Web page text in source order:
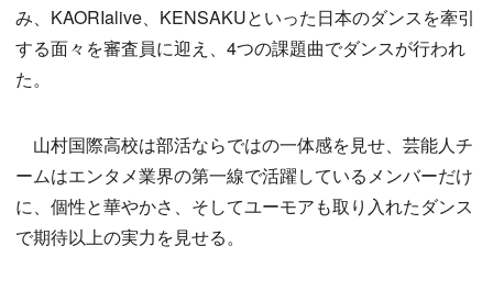
み、KAORIalive、KENSAKUといった日本のダンスを牽引
する面々を審査員に迎え、4つの課題曲でダンスが行われ
た。
山村国際高校は部活ならではの一体感を見せ、芸能人チ
ームはエンタメ業界の第一線で活躍しているメンバーだけ
に、個性と華やかさ、そしてユーモアも取り入れたダンス
で期待以上の実力を見せる。